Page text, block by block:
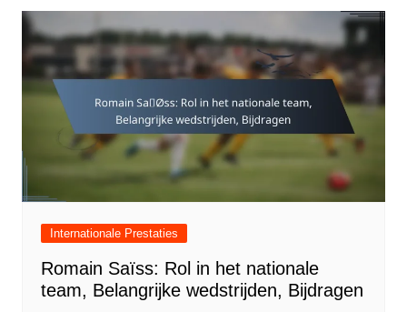
Internationale Prestaties
Romain Saïss: Rol in het nationale
team, Belangrijke wedstrijden, Bijdragen